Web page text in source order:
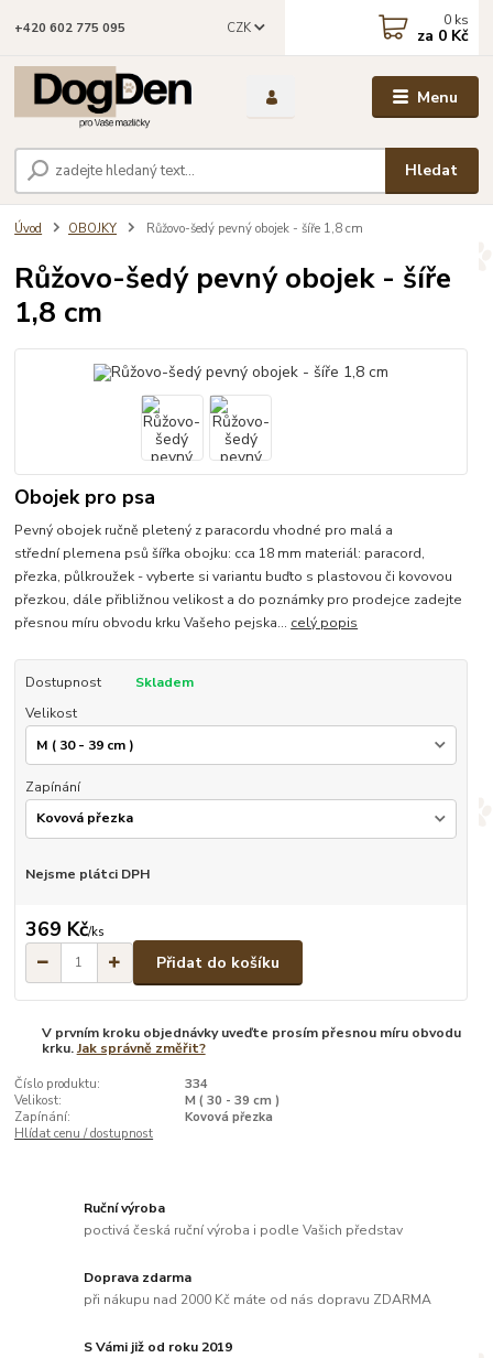
Menu
CZK
Hledat
+420 602 775 095 0 ks
za 0 Kč
Úvod OBOJKY Růžovo-šedý pevný obojek - šíře 1,8 cm
Růžovo-šedý pevný obojek - šíře
1,8 cm
Obojek pro psa
Pevný obojek ručně pletený z paracordu vhodné pro malá a
střední plemena psů šířka obojku: cca 18 mm materiál: paracord,
přezka, půlkroužek - vyberte si variantu buďto s plastovou či kovovou
přezkou, dále přibližnou velikost a do poznámky pro prodejce zadejte
přesnou míru obvodu krku Vašeho pejska... celý popis
Dostupnost
Skladem
Velikost
Zapínání
Nejsme plátci DPH
369 Kč/ks
Přidat do košíku
V prvním kroku objednávky uveďte prosím přesnou míru obvodu
krku.Jak správně změřit?
Číslo produktu:
334
Velikost:
M ( 30 - 39 cm )
Zapínání:
Kovová přezka
Hlídat cenu / dostupnost
Ruční výroba
poctivá česká ruční výroba i podle Vašich představ
Doprava zdarma
při nákupu nad 2000 Kč máte od nás dopravu ZDARMA
S Vámi již od roku 2019